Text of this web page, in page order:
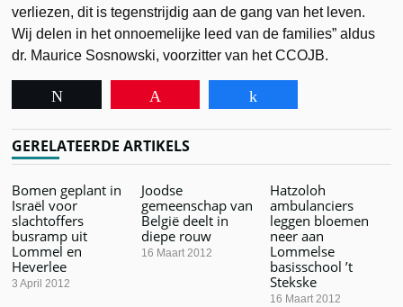
verliezen, dit is tegenstrijdig aan de gang van het leven.
Wij delen in het onnoemelijke leed van de families” aldus
dr. Maurice Sosnowski, voorzitter van het CCOJB.
GERELATEERDE ARTIKELS
Bomen geplant in
Israël voor
slachtoffers
busramp uit
Lommel en
Heverlee
3 April 2012
Joodse
gemeenschap van
België deelt in
diepe rouw
16 Maart 2012
Hatzoloh
ambulanciers
leggen bloemen
neer aan
Lommelse
basisschool ’t
Stekske
16 Maart 2012